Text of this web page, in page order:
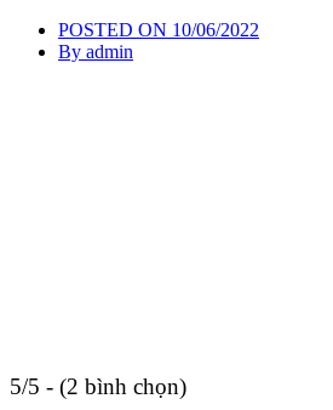
POSTED ON 10/06/2022
By admin
5/5 - (2 bình chọn)